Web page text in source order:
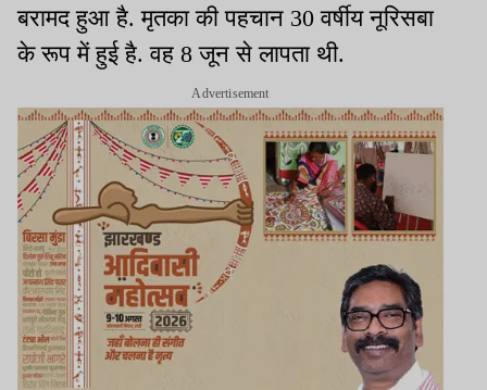
बरामद हुआ है. मृतका की पहचान 30 वर्षीय नूरिसबा
के रूप में हुई है. वह 8 जून से लापता थी.
Advertisement